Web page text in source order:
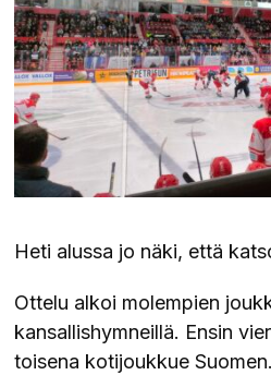
Heti alussa jo näki, että
Ottelu alkoi molempien
kansallishymneillä. Ensin
toisena kotijoukkue